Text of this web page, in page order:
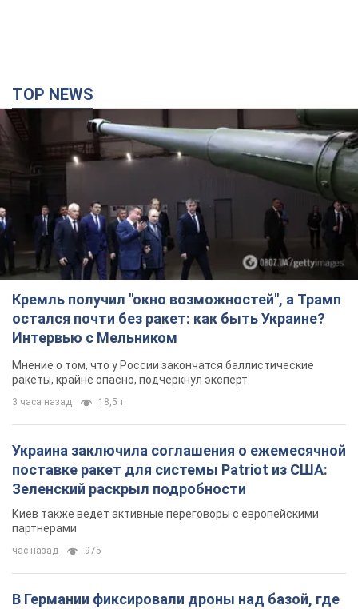
TOP NEWS
Кремль получил "окно возможностей", а Трамп
остался почти без ракет: как быть Украине?
Интервью с Мельником
Мнение о том, что у России закончатся баллистические
ракеты, крайне опасно, подчеркнул эксперт
3 часа назад 18,5 т.
Украина заключила соглашения о ежемесячной
поставке ракет для системы Patriot из США:
Зеленский раскрыл подробности
Киев также ведет активные переговоры с европейскими
партнерами
час назад 975
В Германии фиксировали дроны над базой, где